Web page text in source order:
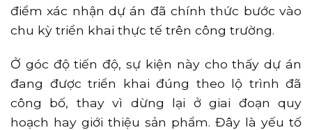
điểm xác nhận dự án đã chính thức bước vào
chu kỳ triển khai thực tế trên công trường.
Ở góc độ tiến độ, sự kiện này cho thấy dự án
đang được triển khai đúng theo lộ trình đã
công bố, thay vì dừng lại ở giai đoạn quy
hoạch hay giới thiệu sản phẩm. Đây là yếu tố